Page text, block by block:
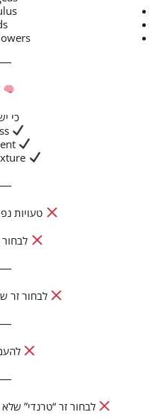
כי
softness
movement
טעויות
לבחור זר
לבחור זר “טרנדי”